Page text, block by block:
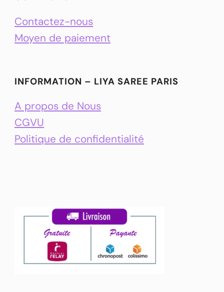
Contactez-nous
Moyen de paiement
INFORMATION – LIYA SAREE PARIS
A propos de Nous
CGVU
Politique de confidentialité